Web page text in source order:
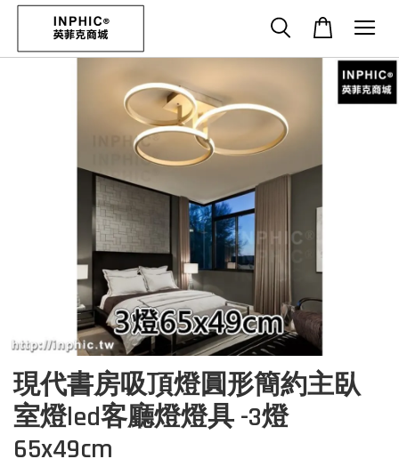
現代書房吸頂燈圓形簡約主臥
室燈led客廳燈燈具 -3燈
65x49cm